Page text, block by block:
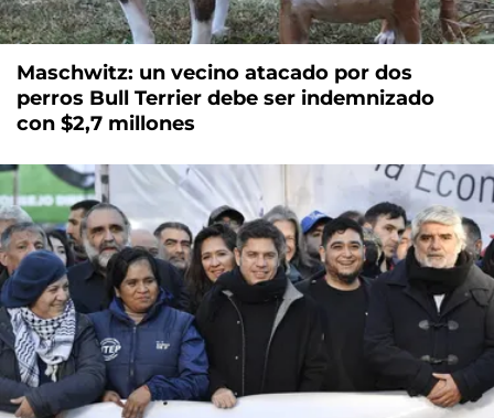
Maschwitz: un vecino atacado por dos
perros Bull Terrier debe ser indemnizado
con $2,7 millones